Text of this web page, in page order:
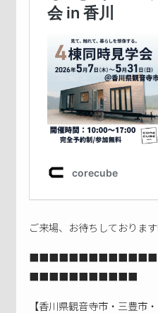
ご来場、お待ちしております!
■■■■■■■■■■■
【香川県観音寺市・三豊市